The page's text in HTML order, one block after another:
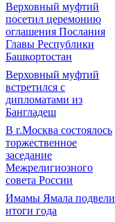
Верховный муфтий
посетил церемонию
оглашения Послания
Главы Республики
Башкортостан
Верховный муфтий
встретился с
дипломатами из
Бангладеш
В г.Москва состоялось
торжественное
заседание
Межрелигиозного
совета России
Имамы Ямала подвели
итоги года